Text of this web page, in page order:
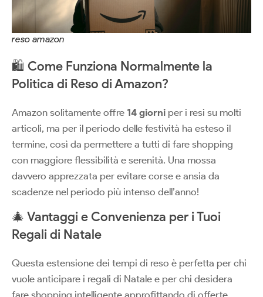
reso amazon
🛍️ Come Funziona Normalmente la
Politica di Reso di Amazon?
Amazon solitamente offre 14 giorni per i resi su molti
articoli, ma per il periodo delle festività ha esteso il
termine, così da permettere a tutti di fare shopping
con maggiore flessibilità e serenità. Una mossa
davvero apprezzata per evitare corse e ansia da
scadenze nel periodo più intenso dell’anno!
🎄 Vantaggi e Convenienza per i Tuoi
Regali di Natale
Questa estensione dei tempi di reso è perfetta per chi
vuole anticipare i regali di Natale e per chi desidera